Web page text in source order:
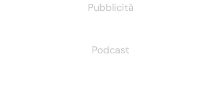
Pubblicità
Podcast